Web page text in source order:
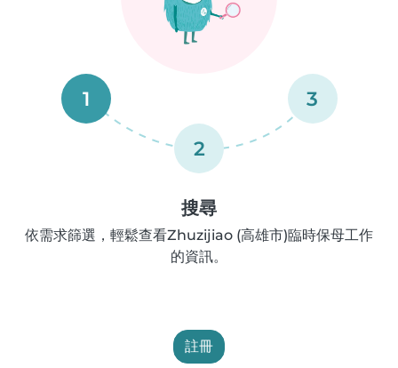
1
2
3
搜尋
依需求篩選，輕鬆查看Zhuzijiao (高雄市)臨時保母工作
的資訊。
註冊